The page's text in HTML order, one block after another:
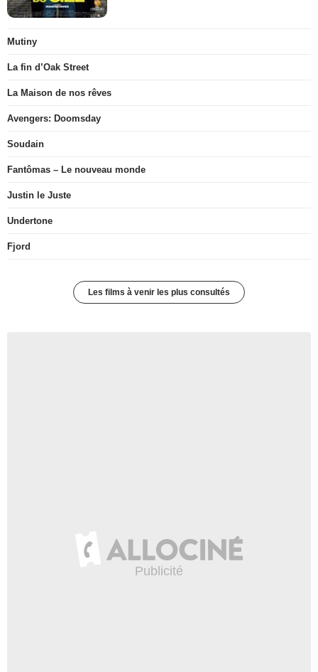
Mutiny
La fin d’Oak Street
La Maison de nos rêves
Avengers: Doomsday
Soudain
Fantômas – Le nouveau monde
Justin le Juste
Undertone
Fjord
Les films à venir les plus consultés